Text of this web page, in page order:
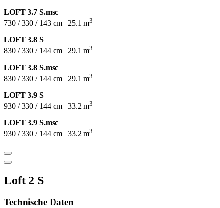
LOFT 3.7 S.msc
730 / 330 / 143 cm | 25.1 m3
LOFT 3.8 S
830 / 330 / 144 cm | 29.1 m3
LOFT 3.8 S.msc
830 / 330 / 144 cm | 29.1 m3
LOFT 3.9 S
930 / 330 / 144 cm | 33.2 m3
LOFT 3.9 S.msc
930 / 330 / 144 cm | 33.2 m3
Loft 2 S
Technische Daten